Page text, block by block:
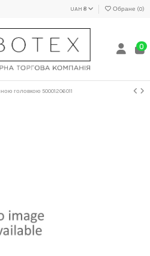
UAH ₴ Обране (0)
0
головкою 50001206011